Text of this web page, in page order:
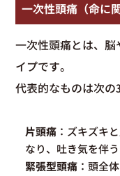
一次性頭痛（命に
一次性頭痛とは、
イプです。
代表的なものは次の
片頭痛：ズキズキ
なり、吐き気を伴
緊張型頭痛：頭全